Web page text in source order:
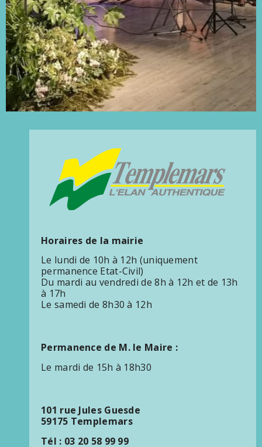
Horaires de la mairie
Le lundi de 10h à 12h (uniquement
permanence Etat-Civil)
Du mardi au vendredi de 8h à 12h et de 13h
à 17h
Le samedi de 8h30 à 12h
Permanence de M. le Maire :
Le mardi de 15h à 18h30
101 rue Jules Guesde
59175 Templemars
Tél : 03 20 58 99 99